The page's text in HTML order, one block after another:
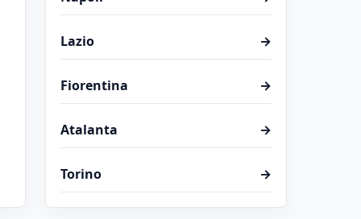
Lazio →
Fiorentina →
Atalanta →
Torino →